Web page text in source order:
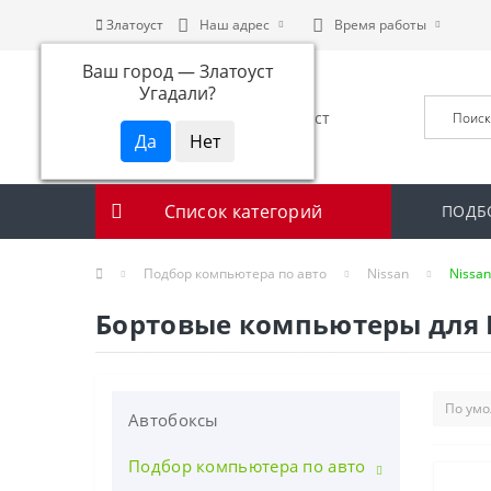
Златоуст
Ваш город —Златоуст
Угадали?
Наш адрес Время работы
Список категорий
Подбор компьютера по авто Nissan
Бортовые компьютеры для
Автобоксы
Подбор компьютера по авто